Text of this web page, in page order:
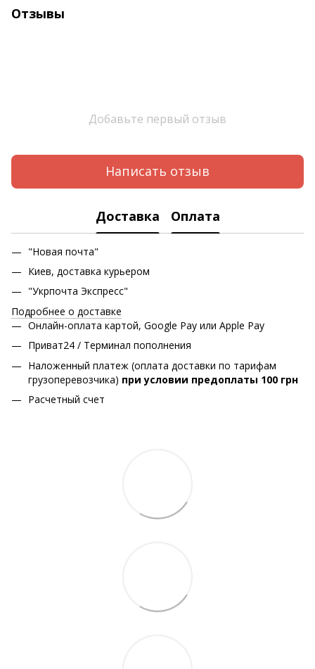
Отзывы
Добавьте первый отзыв
Написать отзыв
Доставка Оплата
"Новая почта"
Киев, доставка курьером
"Укрпочта Экспресс"
Подробнее о доставке
Онлайн-оплата картой, Google Pay или Apple Pay
Приват24 / Терминал пополнения
Наложенный платеж (оплата доставки по тарифам
грузоперевозчика) при условии предоплаты 100 грн
Расчетный счет